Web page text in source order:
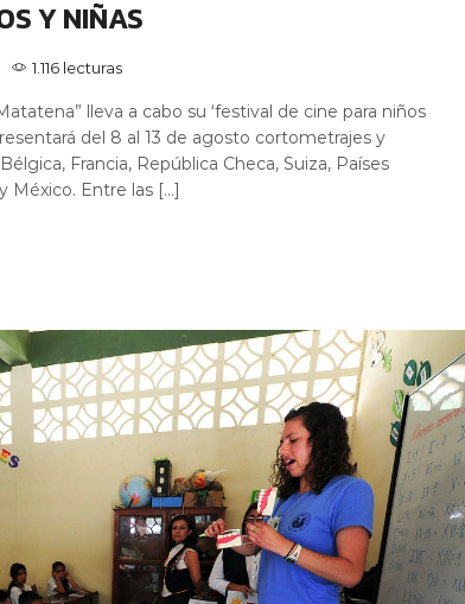
Y NIÑAS
1.116 lecturas
lleva a cabo su ‘festival de cine para niños
del 8 al 13 de agosto cortometrajes y
Francia, República Checa, Suiza, Países
México. Entre las […]